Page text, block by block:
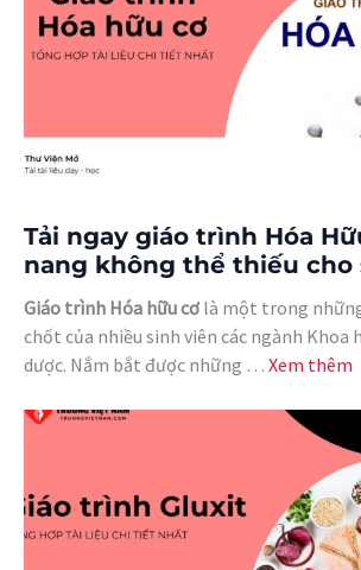
Tải ngay giáo trình Hóa
nang không thể thiếu cho
Giáo trình Hóa hữu cơ là một trong
chốt của nhiều sinh viên các ngành Khoa
dược. Nắm bắt được những … Xem thêm